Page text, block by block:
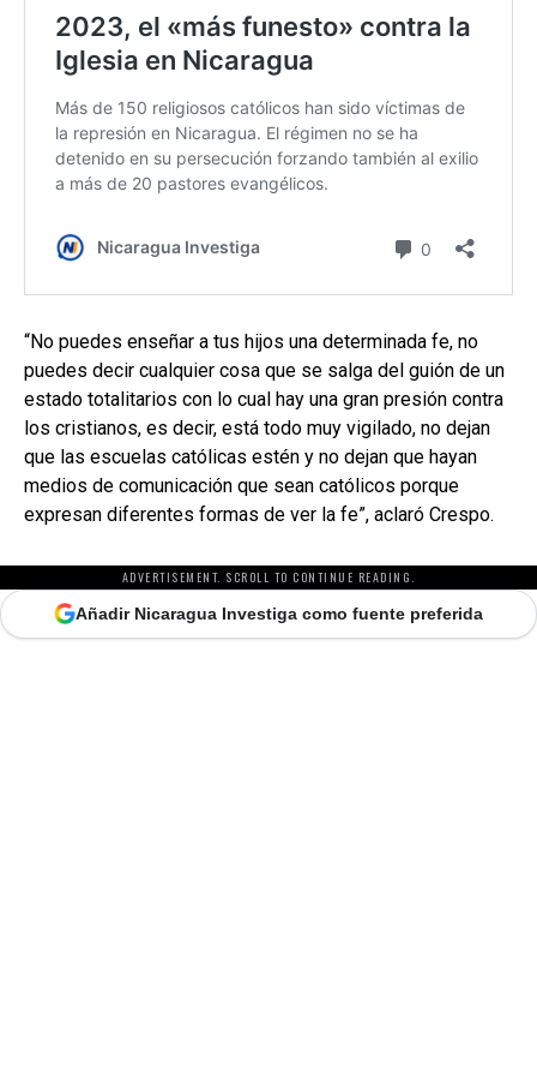
“No puedes enseñar a tus hijos una determinada fe, no
puedes decir cualquier cosa que se salga del guión de un
estado totalitarios con lo cual hay una gran presión contra
los cristianos, es decir, está todo muy vigilado, no dejan
que las escuelas católicas estén y no dejan que hayan
medios de comunicación que sean católicos porque
expresan diferentes formas de ver la fe”, aclaró Crespo.
ADVERTISEMENT. SCROLL TO CONTINUE READING.
Añadir Nicaragua Investiga como fuente preferida